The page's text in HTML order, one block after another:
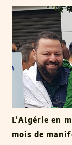
L’Algérie en
mois de